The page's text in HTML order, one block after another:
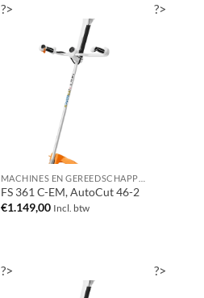
?>
FS 361 C-EM, AutoCut 46-2
€1.149,00 Incl. btw
?>
?> ?>